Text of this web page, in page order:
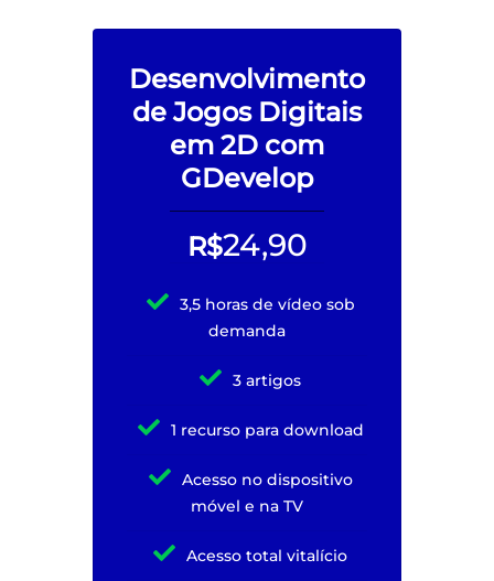
Desenvolvimento
de Jogos Digitais
em 2D com
GDevelop
R$24,90
3,5 horas de vídeo sob
demanda
3 artigos
1 recurso para download
Acesso no dispositivo
móvel e na TV
Acesso total vitalício